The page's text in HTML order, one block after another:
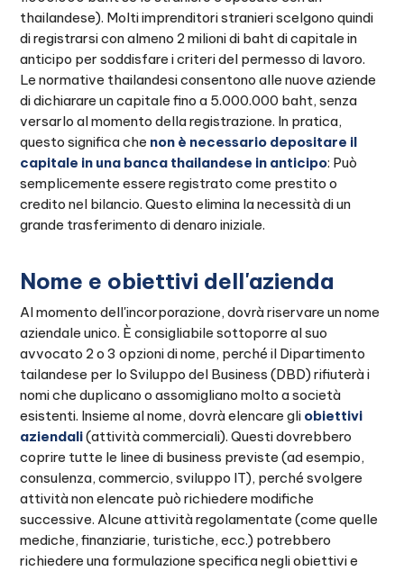
thailandese). Molti imprenditori stranieri scelgono quindi
di registrarsi con almeno 2 milioni di baht di capitale in
anticipo per soddisfare i criteri del permesso di lavoro.
Le normative thailandesi consentono alle nuove aziende
di dichiarare un capitale fino a 5.000.000 baht, senza
versarlo al momento della registrazione. In pratica,
questo significa che non è necessario depositare il
capitale in una banca thailandese in anticipo: Può
semplicemente essere registrato come prestito o
credito nel bilancio. Questo elimina la necessità di un
grande trasferimento di denaro iniziale.
Nome e obiettivi dell'azienda
Al momento dell'incorporazione, dovrà riservare un nome
aziendale unico. È consigliabile sottoporre al suo
avvocato 2 o 3 opzioni di nome, perché il Dipartimento
tailandese per lo Sviluppo del Business (DBD) rifiuterà i
nomi che duplicano o assomigliano molto a società
esistenti. Insieme al nome, dovrà elencare gli obiettivi
aziendali(attività commerciali). Questi dovrebbero
coprire tutte le linee di business previste (ad esempio,
consulenza, commercio, sviluppo IT), perché svolgere
attività non elencate può richiedere modifiche
successive. Alcune attività regolamentate (come quelle
mediche, finanziarie, turistiche, ecc.) potrebbero
richiedere una formulazione specifica negli obiettivi e